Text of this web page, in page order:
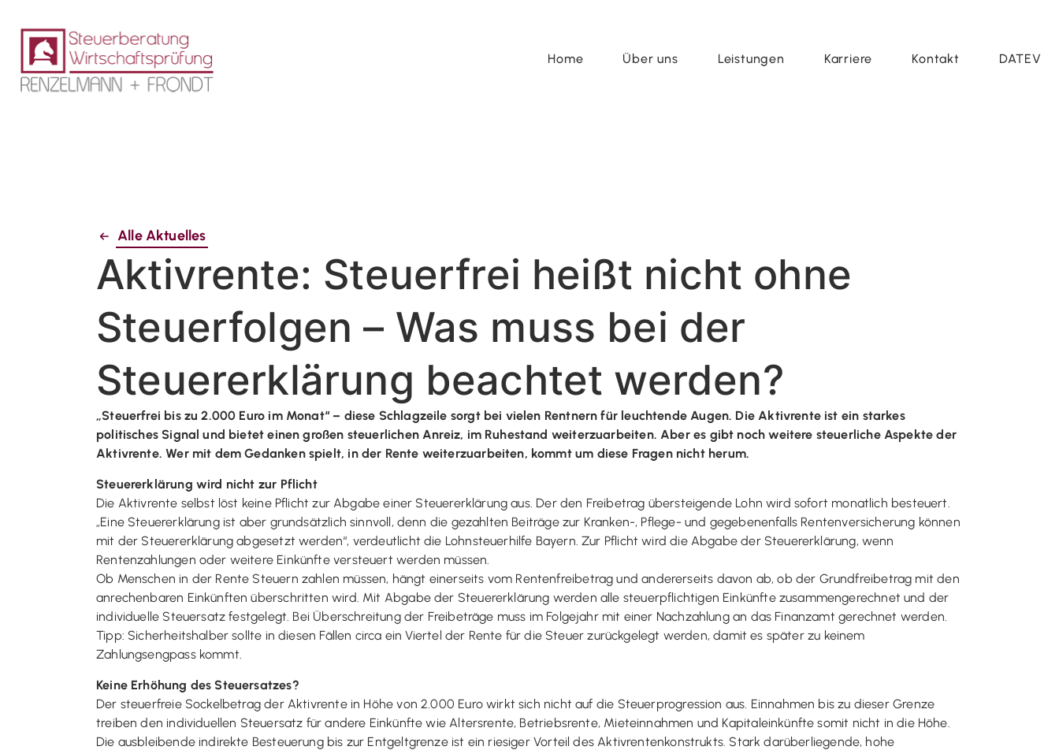
Home Über uns Leistungen Karriere Kontakt DATEV
Alle Aktuelles
Aktivrente: Steuerfrei heißt nicht ohne
Steuerfolgen – Was muss bei der
Steuererklärung beachtet werden?
„Steuerfrei bis zu 2.000 Euro im Monat“ – diese Schlagzeile sorgt bei vielen Rentnern für leuchtende Augen. Die Aktivrente ist ein starkes
politisches Signal und bietet einen großen steuerlichen Anreiz, im Ruhestand weiterzuarbeiten. Aber es gibt noch weitere steuerliche Aspekte der
Aktivrente. Wer mit dem Gedanken spielt, in der Rente weiterzuarbeiten, kommt um diese Fragen nicht herum.
Steuererklärung wird nicht zur Pflicht
Die Aktivrente selbst löst keine Pflicht zur Abgabe einer Steuererklärung aus. Der den Freibetrag übersteigende Lohn wird sofort monatlich besteuert.
„Eine Steuererklärung ist aber grundsätzlich sinnvoll, denn die gezahlten Beiträge zur Kranken-, Pflege- und gegebenenfalls Rentenversicherung können
mit der Steuererklärung abgesetzt werden“, verdeutlicht die Lohnsteuerhilfe Bayern. Zur Pflicht wird die Abgabe der Steuererklärung, wenn
Rentenzahlungen oder weitere Einkünfte versteuert werden müssen.
Ob Menschen in der Rente Steuern zahlen müssen, hängt einerseits vom Rentenfreibetrag und andererseits davon ab, ob der Grundfreibetrag mit den
anrechenbaren Einkünften überschritten wird. Mit Abgabe der Steuererklärung werden alle steuerpflichtigen Einkünfte zusammengerechnet und der
individuelle Steuersatz festgelegt. Bei Überschreitung der Freibeträge muss im Folgejahr mit einer Nachzahlung an das Finanzamt gerechnet werden.
Tipp: Sicherheitshalber sollte in diesen Fällen circa ein Viertel der Rente für die Steuer zurückgelegt werden, damit es später zu keinem
Zahlungsengpass kommt.
Keine Erhöhung des Steuersatzes?
Der steuerfreie Sockelbetrag der Aktivrente in Höhe von 2.000 Euro wirkt sich nicht auf die Steuerprogression aus. Einnahmen bis zu dieser Grenze
treiben den individuellen Steuersatz für andere Einkünfte wie Altersrente, Betriebsrente, Mieteinnahmen und Kapitaleinkünfte somit nicht in die Höhe.
Die ausbleibende indirekte Besteuerung bis zur Entgeltgrenze ist ein riesiger Vorteil des Aktivrentenkonstrukts. Stark darüberliegende, hohe